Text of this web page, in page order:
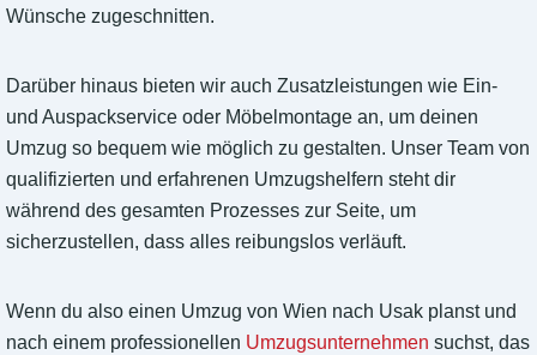
Wünsche zugeschnitten.
Darüber hinaus bieten wir auch Zusatzleistungen wie Ein-
und Auspackservice oder Möbelmontage an, um deinen
Umzug so bequem wie möglich zu gestalten. Unser Team von
qualifizierten und erfahrenen Umzugshelfern steht dir
während des gesamten Prozesses zur Seite, um
sicherzustellen, dass alles reibungslos verläuft.
Wenn du also einen Umzug von Wien nach Usak planst und
nach einem professionellen Umzugsunternehmen suchst, das